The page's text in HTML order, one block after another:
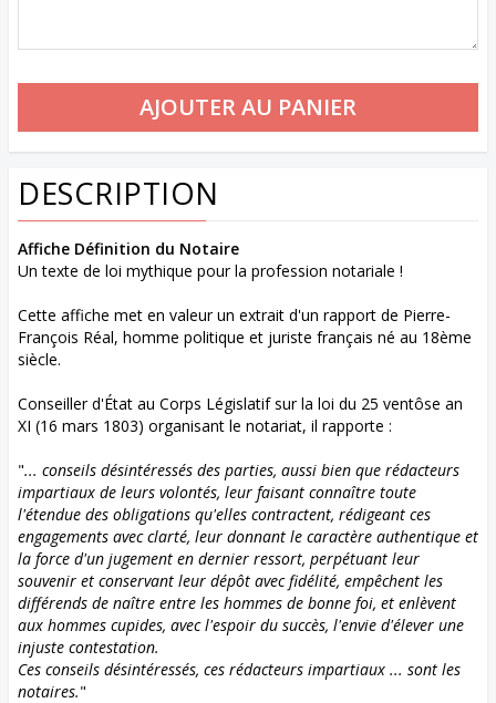
DESCRIPTION
Affiche Définition du Notaire
Un texte de loi mythique pour la profession notariale !
Cette affiche met en valeur un extrait d'un rapport de Pierre-
François Réal, homme politique et juriste français né au 18ème
siècle.
Conseiller d'État au Corps Législatif sur la loi du 25 ventôse an
XI (16 mars 1803) organisant le notariat, il rapporte :
"... conseils désintéressés des parties, aussi bien que rédacteurs
impartiaux de leurs volontés, leur faisant connaître toute
l'étendue des obligations qu'elles contractent, rédigeant ces
engagements avec clarté, leur donnant le caractère authentique et
la force d'un jugement en dernier ressort, perpétuant leur
souvenir et conservant leur dépôt avec fidélité, empêchent les
différends de naître entre les hommes de bonne foi, et enlèvent
aux hommes cupides, avec l'espoir du succès, l'envie d'élever une
injuste contestation.
Ces conseils désintéressés, ces rédacteurs impartiaux ... sont les
notaires."